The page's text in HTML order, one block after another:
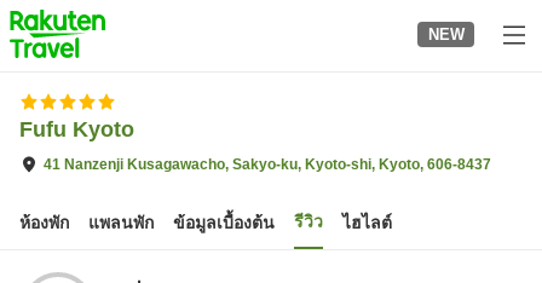
to
top
page
NEW
Fufu Kyoto
41 Nanzenji Kusagawacho, Sakyo-ku, Kyoto-shi, Kyoto, 606-8437
ห้องพัก แพลนพัก ข้อมูลเบื้องต้น รีวิว ไฮไลต์